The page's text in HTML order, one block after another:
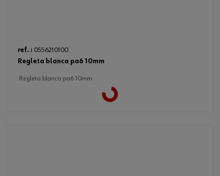
ref. : 0556210100
regleta blanca pa6 10mm
regleta blanca pa6 10mm